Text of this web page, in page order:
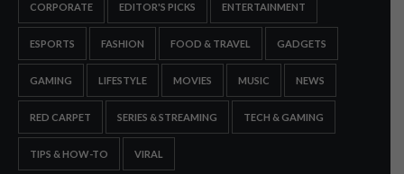
CORPORATE EDITOR'S PICKS ENTERTAINMENT
ESPORTS FASHION FOOD & TRAVEL GADGETS
GAMING LIFESTYLE MOVIES MUSIC NEWS
RED CARPET SERIES & STREAMING TECH & GAMING
TIPS & HOW-TO VIRAL